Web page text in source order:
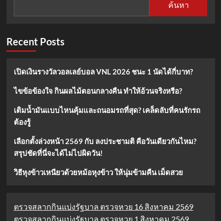
ค้นหา
Recent Posts
เปิดเงินรางวัลวอลเลย์บอล VNL 2026 ชนะ 1 นัดได้กี่บาท?
ไขข้อข้องใจ กินผลไม้ตอนกลางคืน ทำให้อ้วนจริงหรือ?
เติมน้ำมันแบบไหนคุ้มและถนอมรถที่สุด? เคล็ดลับที่คนรักรถ
ต้องรู้
เลือกตั้งล่วงหน้า 2569 กับ ลงประชามติ คือวันเดียวกันไหม?
สรุปชัดที่นี่จะได้ไม่ไปผิดวัน!
วิธีหุงข้าวเหนียวด้วยหม้อหุงข้าว ให้นุ่มข้ามคืน เม็ดสวย
ตรวจสลากกินแบ่งรัฐบาล ตรวจหวย 16 สิงหาคม 2569
ตรวจสลากกินแบ่งรัฐบาล ตรวจหวย 1 สิงหาคม 2569